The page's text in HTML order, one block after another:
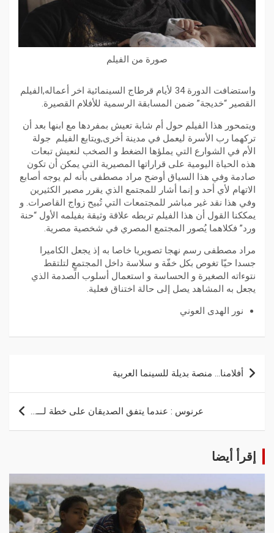
صورة من الفيلم
واستضافت الدورة 34 لأيام قرطاج السينمائية اخر أعماله,الفيلم
القصير “خديجة” ضمن المسابقة الرسمية للأفلام القصيرة.
ويتمحور هذا الفيلم حول أم شابة تعيش بمفردها مع ابنها بعد أن
تركهما رب الأسرة ليعمل في مدينة أخرى,ويتابع الفيلم جولة
الأم في الشوارع التي يملؤها الضغط و الصخب لنعيش تبعات
هذه الحياة اليومية على قراراتها المصيرية التي يمكن أن تكون
صادمة وفي هذا السياق أوضح مراد مصطفى بأنه لم يوجه أصابع
الاتهام لأي أحد و إنما أشار للمجتمع الذي يقرر مصير الكثيرين
وفي هذا نقد غير مباشر للمجتمعات التي تُبيح زواج القاصرات. و
يمككنا القول أن هذا الفيلم تربطه علاقة وثيقة بفيلمه الأول “حنة
ورد” فكلاهما يُصور المجتمع المصري في شخصية مصرية.
مراد مصطفى رسم نهجا تصويريا خاصا به إذ يجعل الكاميرا
جسدا حيّا تغوص بكل خفّة و سلاسة داخل المجتمعٍ لتلتقط
نتوءاته الصغيرة و الحساسة و استعمال أسلوب الصدمة الذي
يجعل به المشاهد يصل إلى حالة اختناق فعلية.
نور الهدى العوني
أفلامنا… منصة بديلة للسينما العربية
عرنوس : عندما يتفق الصديقان على خطة لـــ…
إقرأ أيضا